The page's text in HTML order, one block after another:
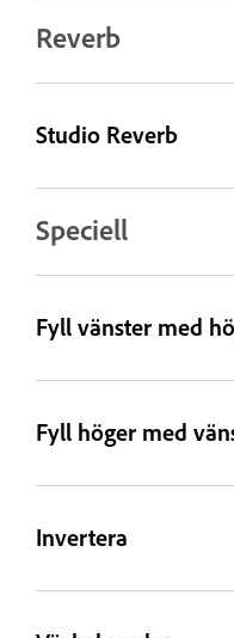
Reverb
Studio Reverb
Speciell
Fyll vänster med
Fyll höger med
Invertera